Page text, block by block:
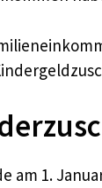
am 1.